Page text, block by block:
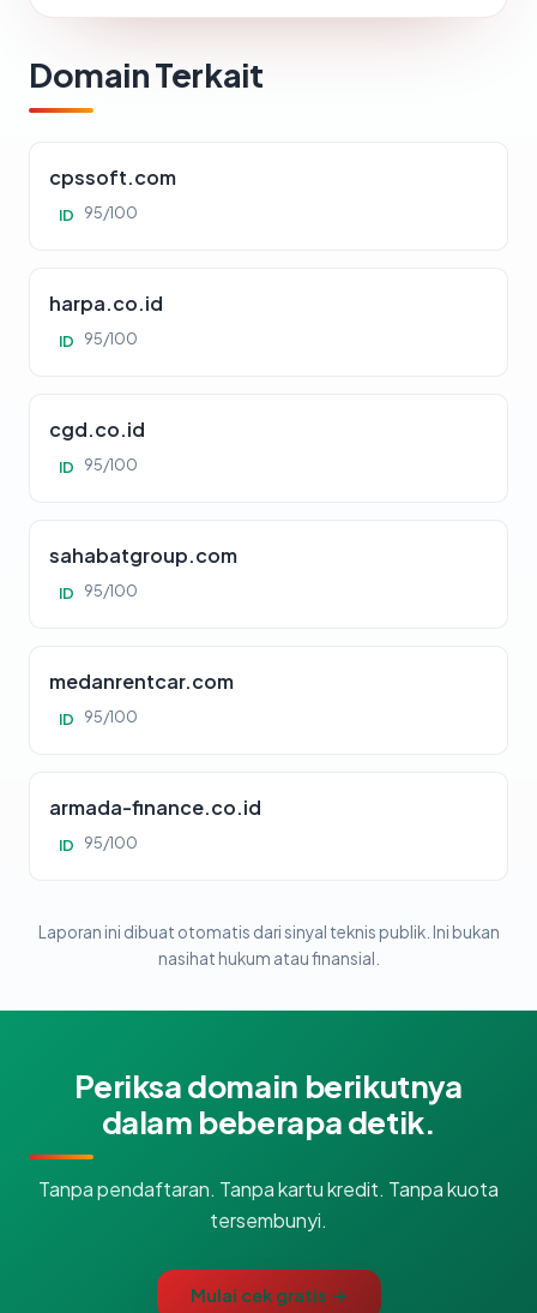
Domain Terkait
cpssoft.com
ID 95/100
harpa.co.id
ID 95/100
cgd.co.id
ID 95/100
sahabatgroup.com
ID 95/100
medanrentcar.com
ID 95/100
armada-finance.co.id
ID 95/100
Laporan ini dibuat otomatis dari sinyal teknis publik. Ini bukan
nasihat hukum atau finansial.
Periksa domain berikutnya
dalam beberapa detik.
Tanpa pendaftaran. Tanpa kartu kredit. Tanpa kuota
tersembunyi.
Mulai cek gratis →